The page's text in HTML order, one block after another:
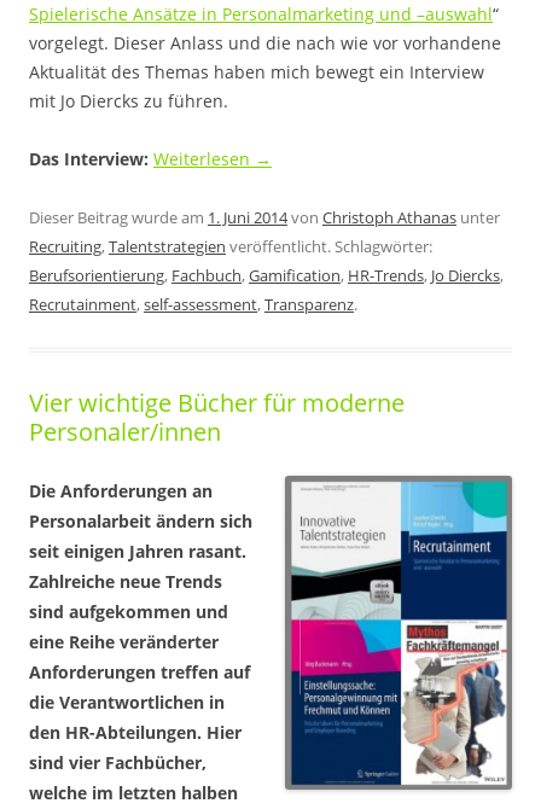
Spielerische Ansätze in Personalmarketing und –auswahl“
vorgelegt. Dieser Anlass und die nach wie vor vorhandene
Aktualität des Themas haben mich bewegt ein Interview
mit Jo Diercks zu führen.
Das Interview: Weiterlesen →
Dieser Beitrag wurde am 1. Juni 2014von Christoph Athanas unter
Recruiting,Talentstrategien veröffentlicht. Schlagwörter:
Berufsorientierung, Fachbuch,Gamification, HR-Trends, Jo Diercks,
Recrutainment,self-assessment,Transparenz.
Vier wichtige Bücher für moderne
Personaler/innen
Die Anforderungen an
Personalarbeit ändern sich
seit einigen Jahren rasant.
Zahlreiche neue Trends
sind aufgekommen und
eine Reihe veränderter
Anforderungen treffen auf
die Verantwortlichen in
den HR-Abteilungen. Hier
sind vier Fachbücher,
welche im letzten halben